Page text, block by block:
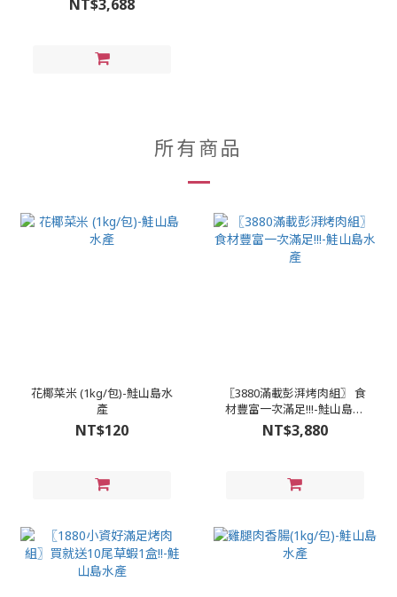
宿業者 可客製化 -鮭山島水
NT$3,688
所有商品
花椰菜米 (1kg/包)-鮭山島水
產
NT$120
〖3880滿載彭湃烤肉組〗 食
材豐富一次滿足!!!-鮭山島水
產
NT$3,880